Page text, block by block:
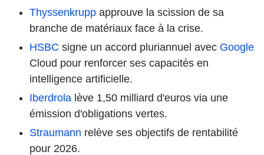
Thyssenkrupp approuve la scission de sa
branche de matériaux face à la crise.
HSBC signe un accord pluriannuel avec Google
Cloud pour renforcer ses capacités en
intelligence artificielle.
Iberdrola lève 1,50 milliard d'euros via une
émission d'obligations vertes.
Straumann relève ses objectifs de rentabilité
pour 2026.